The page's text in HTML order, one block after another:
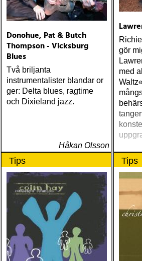
Donohue, Pat & Butch
Thompson - Vicksburg
Blues
Två briljanta
instrumentalister blandar or
ger: Delta blues, ragtime
och Dixieland jazz.
Håkan Olsson
gör
med
Tips Tips